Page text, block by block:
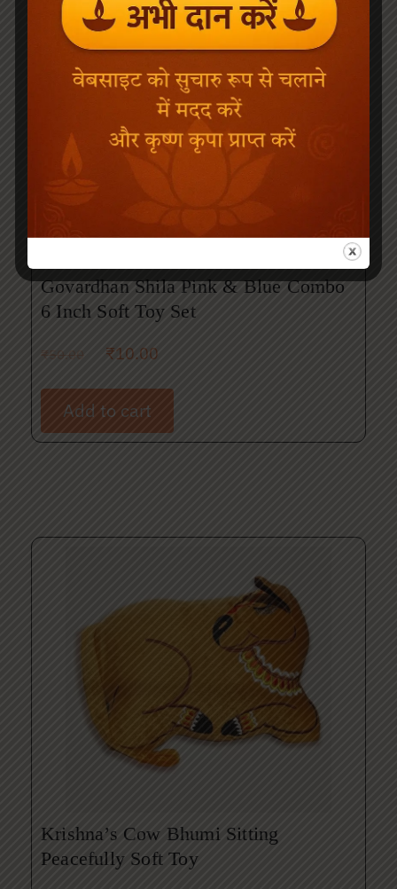
Govardhan Shila Pink & Blue Combo
6 Inch Soft Toy Set
₹ 50.00 ₹10.00
Add to cart
Krishna’s Cow Bhumi Sitting
Peacefully Soft Toy